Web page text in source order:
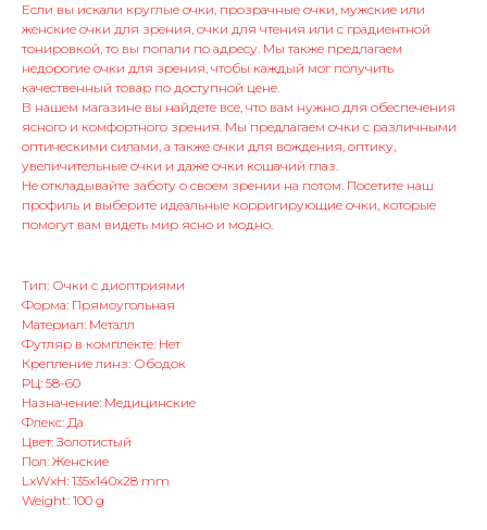
Если вы искали круглые очки, прозрачные очки, мужские или
женские очки для зрения, очки для чтения или с градиентной
тонировкой, то вы попали по адресу. Мы также предлагаем
недорогие очки для зрения, чтобы каждый мог получить
качественный товар по доступной цене.
В нашем магазине вы найдете все, что вам нужно для обеспечения
ясного и комфортного зрения. Мы предлагаем очки с различными
оптическими силами, а также очки для вождения, оптику,
увеличительные очки и даже очки кошачий глаз.
Не откладывайте заботу о своем зрении на потом. Посетите наш
профиль и выберите идеальные корригирующие очки, которые
помогут вам видеть мир ясно и модно.
Тип: Очки с диоптриями
Форма: Прямоугольная
Материал: Металл
Футляр в комплекте: Нет
Крепление линз: Ободок
РЦ: 58-60
Назначение: Медицинские
Флекс: Да
Цвет: Золотистый
Пол: Женские
LxWxH: 135x140x28 mm
Weight: 100 g